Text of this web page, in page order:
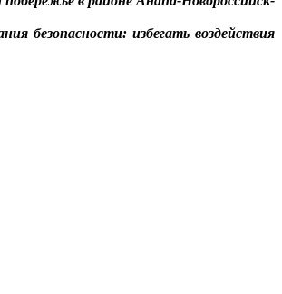
безопасности: избегать воздействия